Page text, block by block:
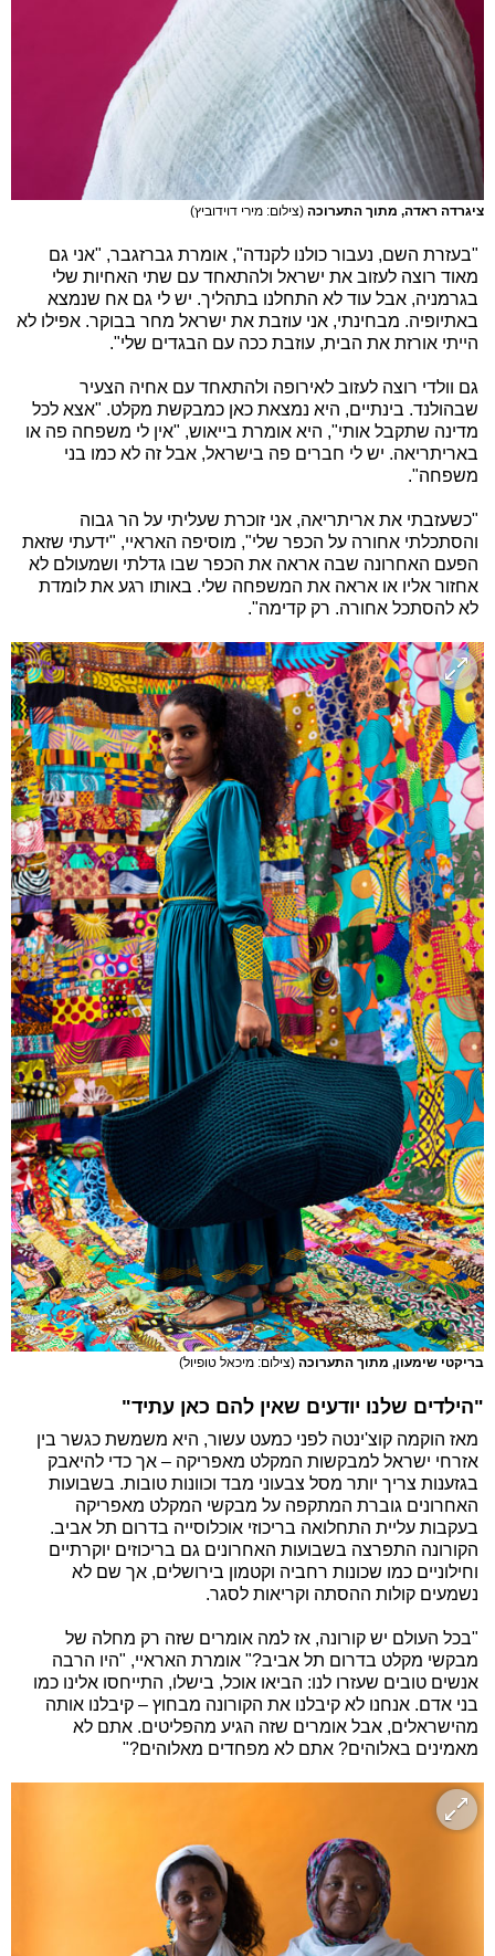
ציגרדה ראדה, מתוך התערוכה (צילום: מירי דוידוביץ)
"בעזרת השם, נעבור כולנו לקנדה", אומרת גברזגבר, "אני גם
מאוד רוצה לעזוב את ישראל ולהתאחד עם שתי האחיות שלי
בגרמניה, אבל עוד לא התחלנו בתהליך. יש לי גם אח שנמצא
באתיופיה. מבחינתי, אני עוזבת את ישראל מחר בבוקר. אפילו לא
הייתי אורזת את הבית, עוזבת ככה עם הבגדים שלי".
גם וולדי רוצה לעזוב לאירופה ולהתאחד עם אחיה הצעיר
שבהולנד. בינתיים, היא נמצאת כאן כמבקשת מקלט. "אצא לכל
מדינה שתקבל אותי", היא אומרת בייאוש, "אין לי משפחה פה או
באריתריאה. יש לי חברים פה בישראל, אבל זה לא כמו בני
משפחה".
"כשעזבתי את אריתריאה, אני זוכרת שעליתי על הר גבוה
והסתכלתי אחורה על הכפר שלי", מוסיפה האראיי, "ידעתי שזאת
הפעם האחרונה שבה אראה את הכפר שבו גדלתי ושמעולם לא
אחזור אליו או אראה את המשפחה שלי. באותו רגע את לומדת
לא להסתכל אחורה. רק קדימה".
בריקטי שימעון, מתוך התערוכה (צילום: מיכאל טופיול)
"הילדים שלנו יודעים שאין להם כאן עתיד"
מאז הוקמה קוצ'ינטה לפני כמעט עשור, היא משמשת כגשר בין
אזרחי ישראל למבקשות המקלט מאפריקה – אך כדי להיאבק
בגזענות צריך יותר מסל צבעוני מבד וכוונות טובות. בשבועות
האחרונים גוברת המתקפה על מבקשי המקלט מאפריקה
בעקבות עליית התחלואה בריכוזי אוכלוסייה בדרום תל אביב.
הקורונה התפרצה בשבועות האחרונים גם בריכוזים יוקרתיים
וחילוניים כמו שכונות רחביה וקטמון בירושלים, אך שם לא
נשמעים קולות ההסתה וקריאות לסגר.
"בכל העולם יש קורונה, אז למה אומרים שזה רק מחלה של
מבקשי מקלט בדרום תל אביב?" אומרת האראיי, "היו הרבה
אנשים טובים שעזרו לנו: הביאו אוכל, בישלו, התייחסו אלינו כמו
בני אדם. אנחנו לא קיבלנו את הקורונה מבחוץ – קיבלנו אותה
מהישראלים, אבל אומרים שזה הגיע מהפליטים. אתם לא
מאמינים באלוהים? אתם לא מפחדים מאלוהים?"